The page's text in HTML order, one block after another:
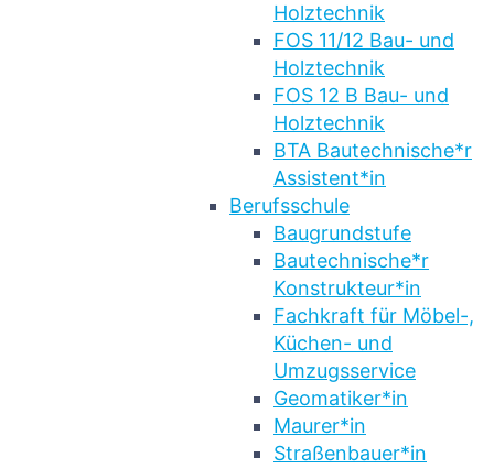
Holztechnik
FOS 11/12 Bau- und
Holztechnik
FOS 12 B Bau- und
Holztechnik
BTA Bautechnische*r
Assistent*in
Berufsschule
Baugrundstufe
Bautechnische*r
Konstrukteur*in
Fachkraft für Möbel-,
Küchen- und
Umzugsservice
Geomatiker*in
Maurer*in
Straßenbauer*in